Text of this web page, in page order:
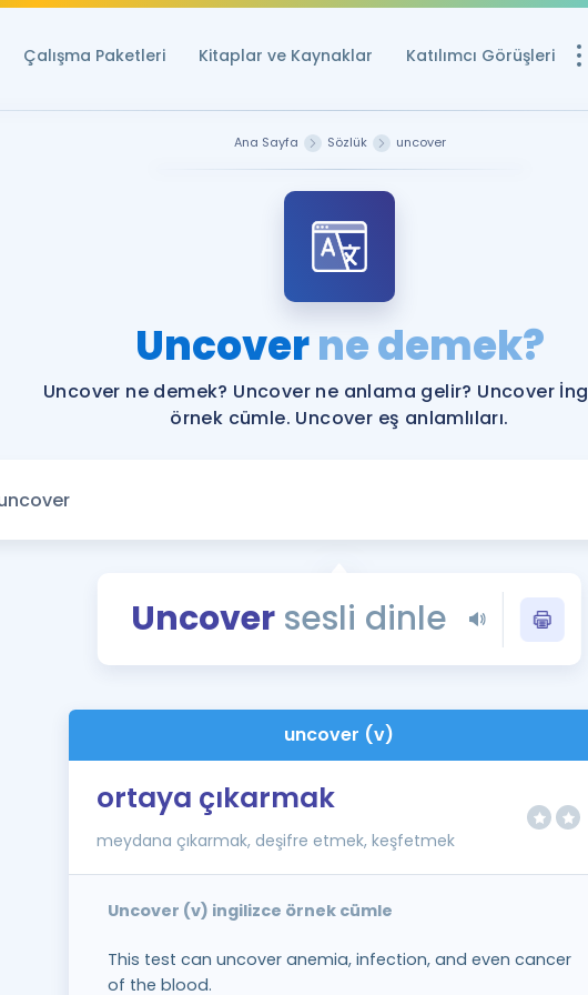
Çalışma Paketleri Kitaplar ve Kaynaklar Katılımcı Görüşleri
YDS ve YÖKDİL
Rehberlik Aracı
YDS ve YÖKDİL'e
Tüm ÖSYM
YDS - YÖKDİL
İngilizce Gramer
Ana Sayfa Sözlük uncover
Uncoverne demek?
Uncover ne demek? Uncover ne anlama gelir? Uncover
örnek cümle. Uncover eş anlamlıları.
Uncoversesli dinle
uncover (v)
ortaya çıkarmak
meydana çıkarmak, deşifre etmek, keşfetmek
Uncover (v) ingilizce örnek cümle
This test can uncover anemia, infection, and even cancer
of the blood.